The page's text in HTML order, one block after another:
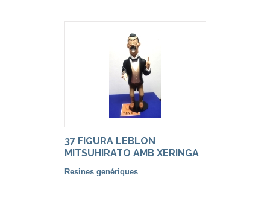
37 FIGURA LEBLON
MITSUHIRATO AMB XERINGA
Resines genériques